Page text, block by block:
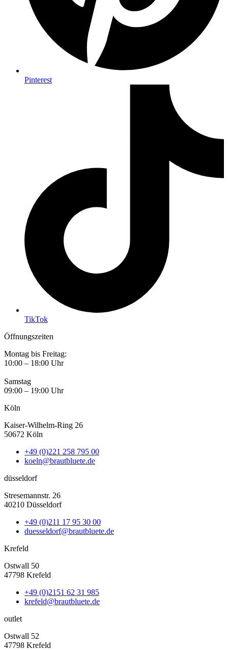
Pinterest
TikTok
Öffnungszeiten
Montag bis Freitag:
10:00 – 18:00 Uhr
Samstag
09:00 – 19:00 Uhr
Köln
Kaiser-Wilhelm-Ring 26
50672 Köln
+49 (0)221 258 795 00
koeln@brautbluete.de
düsseldorf
Stresemannstr. 26
40210 Düsseldorf
+49 (0)211 17 95 30 00
duesseldorf@brautbluete.de
Krefeld
Ostwall 50
47798 Krefeld
+49 (0)2151 62 31 985
krefeld@brautbluete.de
outlet
Ostwall 52
47798 Krefeld